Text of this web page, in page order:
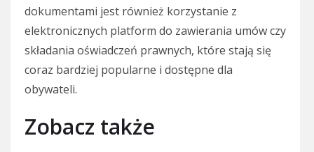
dokumentami jest również korzystanie z
elektronicznych platform do zawierania umów czy
składania oświadczeń prawnych, które stają się
coraz bardziej popularne i dostępne dla
obywateli.
Zobacz także